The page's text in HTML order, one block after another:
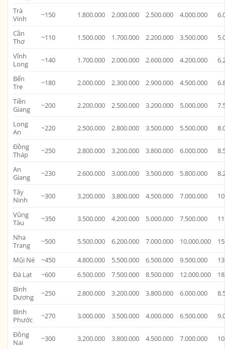
Trà
Vinh
~150 1.800.000 2.000.000 2.500.000 4.000.000
Cần
Thơ
~110 1.500.000 1.700.000 2.200.000 3.500.000
Vĩnh
Long
~140 1.700.000 2.000.000 2.600.000 4.200.000
Bến
Tre
~180 2.000.000 2.300.000 2.900.000 4.500.000
Tiền
Giang
~200 2.200.000 2.500.000 3.200.000 5.000.000
Long
An
~220 2.500.000 2.800.000 3.500.000 5.500.000
Đồng
Tháp
~250 2.800.000 3.200.000 3.800.000 6.000.000
An
Giang
~230 2.600.000 3.000.000 3.500.000 5.800.000
Tây
Ninh
~300 3.200.000 3.800.000 4.500.000 7.000.000
Vũng
Tàu
~350 3.500.000 4.200.000 5.000.000 7.500.000
Nha
Trang
~500 5.500.000 6.200.000 7.000.000 10.000.000
Mũi Né ~450 4.800.000 5.500.000 6.500.000 9.500.000
Đà Lạt
~600 6.500.000 7.500.000 8.500.000 12.000.000
Bình
Dương
~250 2.800.000 3.200.000 3.800.000 6.000.000
Bình
Phước
~270 3.000.000 3.500.000 4.000.000 6.500.000
Đồng
Nai
~300 3.200.000 3.800.000 4.500.000 7.000.000